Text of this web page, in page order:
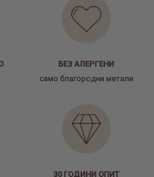
БЕЗ АЛЕРГЕНИ
само благородни метали
30 ГОДИНИ ОПИТ